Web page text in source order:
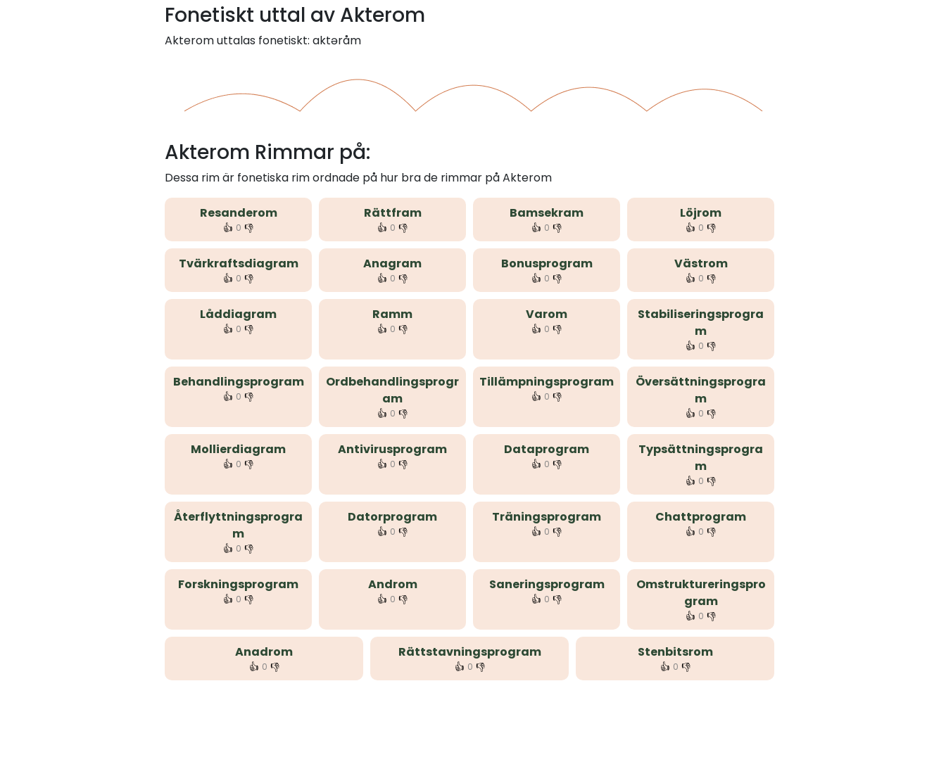
Fonetiskt uttal av Akterom
Akterom uttalas fonetiskt: aktəråm
Akterom Rimmar på:
Dessa rim är fonetiska rim ordnade på hur bra de rimmar på Akterom
Resanderom
👍 0 👎
Rättfram
👍 0 👎
Bamsekram
👍 0 👎
Löjrom
👍 0 👎
Tvärkraftsdiagram
👍 0 👎
Anagram
👍 0 👎
Bonusprogram
👍 0 👎
Västrom
👍 0 👎
Låddiagram
👍 0 👎
Ramm
👍 0 👎
Varom
👍 0 👎
Stabiliseringsprogra
m
👍 0 👎
Behandlingsprogram
👍 0 👎
Ordbehandlingsprogr
am
👍 0 👎
Tillämpningsprogram
👍 0 👎
Översättningsprogra
m
👍 0 👎
Mollierdiagram
👍 0 👎
Antivirusprogram
👍 0 👎
Dataprogram
👍 0 👎
Typsättningsprogra
m
👍 0 👎
Återflyttningsprogra
m
👍 0 👎
Datorprogram
👍 0 👎
Träningsprogram
👍 0 👎
Chattprogram
👍 0 👎
Forskningsprogram
👍 0 👎
Androm
👍 0 👎
Saneringsprogram
👍 0 👎
Omstruktureringspro
gram
👍 0 👎
Anadrom
👍 0 👎
Rättstavningsprogram
👍 0 👎
Stenbitsrom
👍 0 👎